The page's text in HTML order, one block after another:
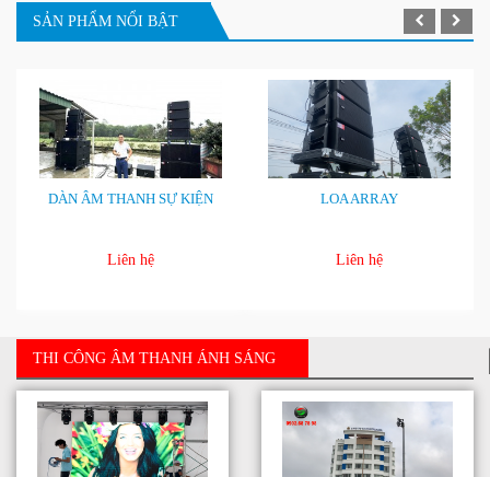
SẢN PHẨM NỔI BẬT
DÀN ÂM THANH SỰ KIỆN
Liên hệ
LOA ARRAY
Liên hệ
THI CÔNG ÂM THANH ÁNH SÁNG